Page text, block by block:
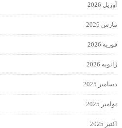
آوریل 2026
مارس 2026
فوریه 2026
ژانویه 2026
دسامبر 2025
نوامبر 2025
اکتبر 2025